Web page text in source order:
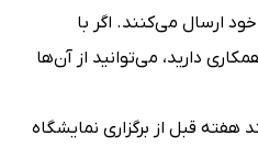
ارسال می‌کنند. اگر با
دارید، می‌توانید از آن‌ها
قبل از برگزاری نمایشگاه